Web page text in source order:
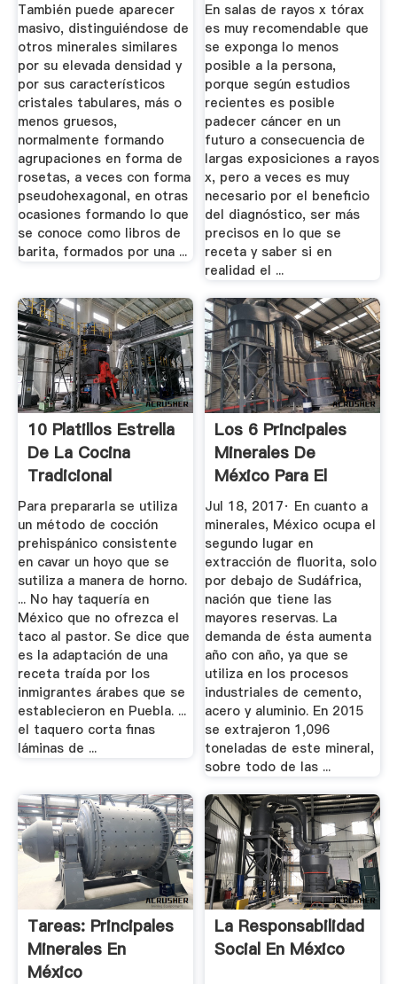
También puede aparecer
masivo, distinguiéndose de
otros minerales similares
por su elevada densidad y
por sus característicos
cristales tabulares, más o
menos gruesos,
normalmente formando
agrupaciones en forma de
rosetas, a veces con forma
pseudohexagonal, en otras
ocasiones formando lo que
se conoce como libros de
barita, formados por una ...
En salas de rayos x tórax
es muy recomendable que
se exponga lo menos
posible a la persona,
porque según estudios
recientes es posible
padecer cáncer en un
futuro a consecuencia de
largas exposiciones a rayos
x, pero a veces es muy
necesario por el beneficio
del diagnóstico, ser más
precisos en lo que se
receta y saber si en
realidad el ...
10 Platillos Estrella
De La Cocina
Tradicional
Mexicana
Para prepararla se utiliza
un método de cocción
prehispánico consistente
en cavar un hoyo que se
sutiliza a manera de horno.
... No hay taquería en
México que no ofrezca el
taco al pastor. Se dice que
es la adaptación de una
receta traída por los
inmigrantes árabes que se
establecieron en Puebla. ...
el taquero corta finas
láminas de ...
Los 6 Principales
Minerales De
México Para El
Mundo
Jul 18, 2017· En cuanto a
minerales, México ocupa el
segundo lugar en
extracción de fluorita, solo
por debajo de Sudáfrica,
nación que tiene las
mayores reservas. La
demanda de ésta aumenta
año con año, ya que se
utiliza en los procesos
industriales de cemento,
acero y aluminio. En 2015
se extrajeron 1,096
toneladas de este mineral,
sobre todo de las ...
Tareas: Principales
Minerales En
México
La Responsabilidad
Social En México